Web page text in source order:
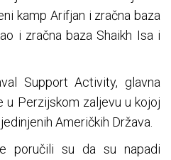
kamp Arifjan i zračna baza
i zračna baza Shaikh Isa i
Support Activity, glavna
u Perzijskom zaljevu u kojoj
Američkih Država.
poručili su da su napadi